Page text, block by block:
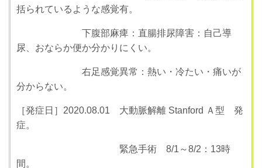
括られているような感覚有。
下腹部麻痺：直腸排尿障害：自己導
尿、おならか便か分かりにくい。
右足感覚異常：熱い・冷たい・痛いが
分からない。
［発症日］2020.08.01 大動脈解離 Stanford Ａ型 発
症。
緊急手術 8/1～8/2：13時
間。